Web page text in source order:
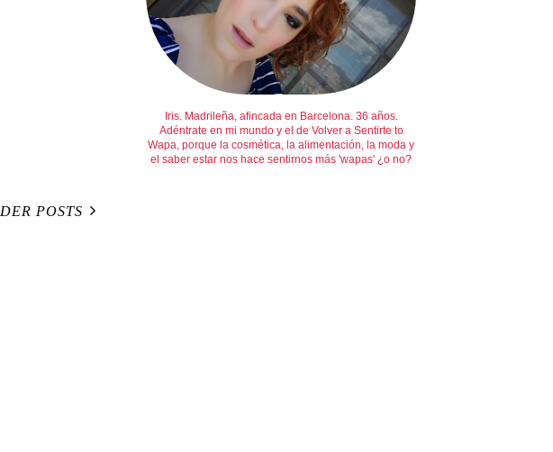
POSTS
Iris. Madrileña, afincada en Barcelona. 36 años.
Adéntrate en mi mundo y el de Volver a Sentirte to
Wapa, porque la cosmética, la alimentación, la moda y
el saber estar nos hace sentirnos más 'wapas' ¿o no?